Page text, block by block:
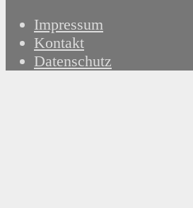
Impressum
Kontakt
Datenschutz